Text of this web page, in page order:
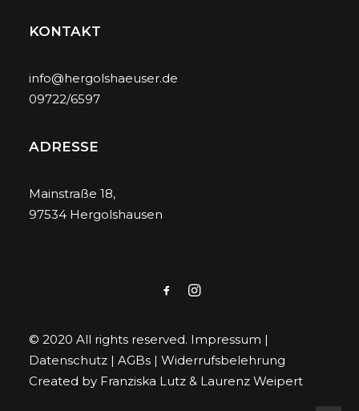
KONTAKT
info@hergolshaeuser.de
09722/6597
ADRESSE
Mainstraße 18,
97534 Hergolshausen
© 2020 All rights reserved. Impressum |
Datenschutz | AGBs | Widerrufsbelehrung
Created by Franziska Lutz & Laurenz Weipert